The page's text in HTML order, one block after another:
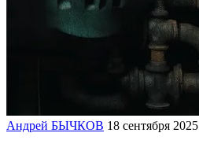
Андрей БЫЧКОВ 18 сентября 2025